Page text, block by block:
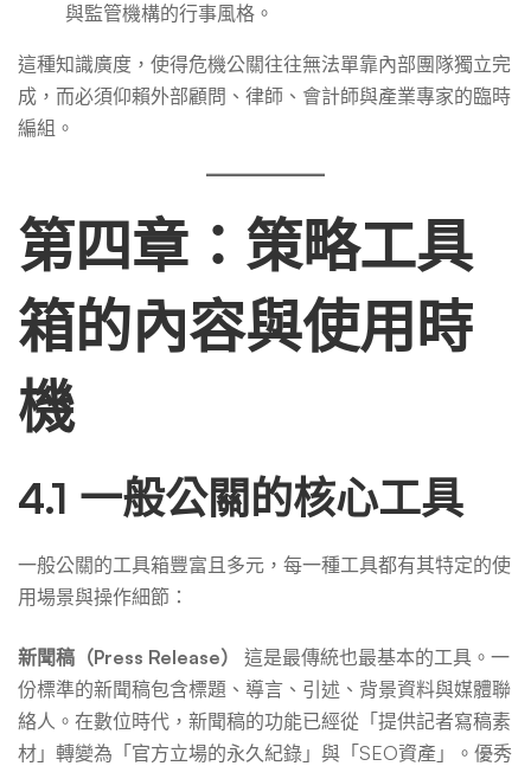
與監管機構的行事風格。
這種知識廣度，使得危機公關往往無法單靠內部團隊獨立完
成，而必須仰賴外部顧問、律師、會計師與產業專家的臨時
編組。
第四章：策略工具
箱的內容與使用時
機
4.1 一般公關的核心工具
一般公關的工具箱豐富且多元，每一種工具都有其特定的使
用場景與操作細節：
新聞稿（Press Release）
這是最傳統也最基本的工具。一
份標準的新聞稿包含標題、導言、引述、背景資料與媒體聯
絡人。在數位時代，新聞稿的功能已經從「提供記者寫稿素
材」轉變為「官方立場的永久紀錄」與「SEO資產」。優秀